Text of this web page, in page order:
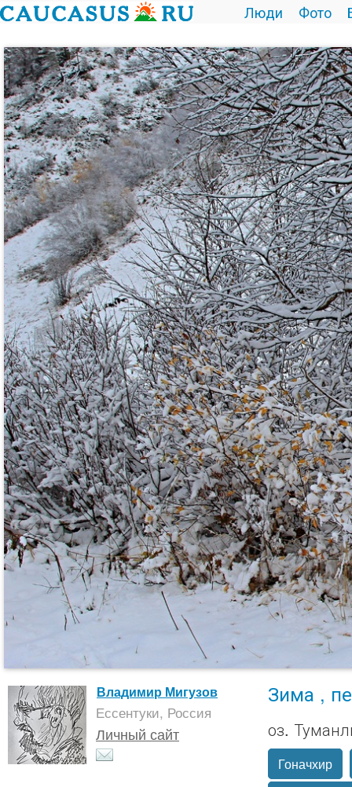
Люди Фото
Владимир Мигузов
Ессентуки, Россия
Личный сайт
Зима ,
оз.
Гоначхир